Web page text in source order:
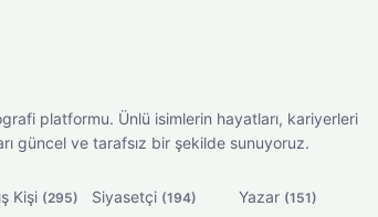
platformu. Ünlü isimlerin hayatları, kariyerleri
güncel ve tarafsız bir şekilde sunuyoruz.
Kişi (295) Siyasetçi (194) Yazar (151)